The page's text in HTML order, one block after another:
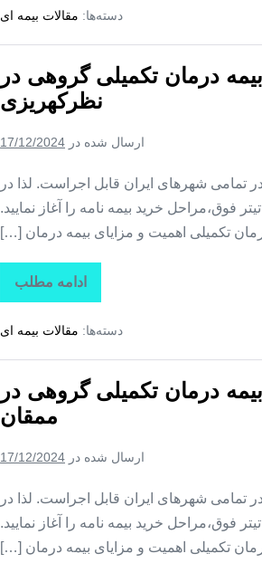
بیمه
درمان
+
بیمه
درمان
تکمیلی
در
دسته‌ها: مقالات بیمه ای
درمان تکمیلی گروهی در
نظرکهریزی
ارسال شده در 17/12/2024
در تمامی شهرهای ایران قابل اجراست. لذا در
فوق،مراحل خرید بیمه نامه را آغاز نمایید.
تکمیلی اهمیت و مزایای بیمه درمان […]
ادامه مطلب
تاراز
بیمه
بیمه
درمان
+
بیمه
درمان
در
دسته‌ها: مقالات بیمه ای
درمان تکمیلی گروهی در
ممقان
ارسال شده در 17/12/2024
در تمامی شهرهای ایران قابل اجراست. لذا در
فوق،مراحل خرید بیمه نامه را آغاز نمایید.
تکمیلی اهمیت و مزایای بیمه درمان […]